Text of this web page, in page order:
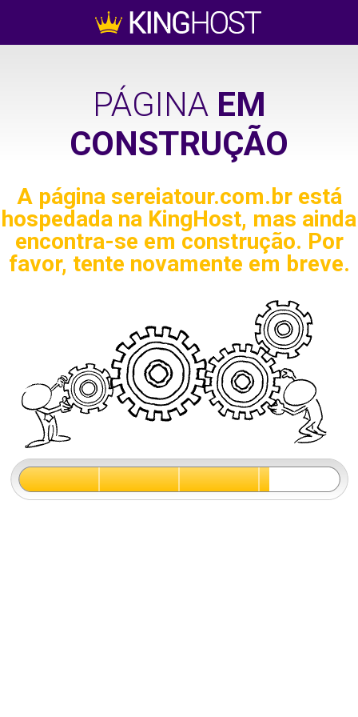
PÁGINA EM
CONSTRUÇÃO
A página sereiatour.com.brestá
hospedada na KingHost, mas ainda
encontra-se em construção. Por
favor, tente novamente em breve.